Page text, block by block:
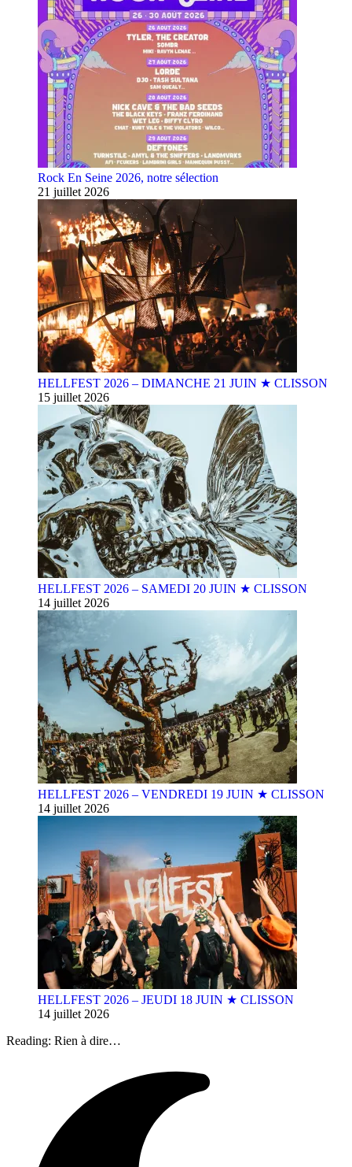
Rock En Seine 2026, notre sélection
21 juillet 2026
HELLFEST 2026 – DIMANCHE 21 JUIN ★ CLISSON
15 juillet 2026
HELLFEST 2026 – SAMEDI 20 JUIN ★ CLISSON
14 juillet 2026
HELLFEST 2026 – VENDREDI 19 JUIN ★ CLISSON
14 juillet 2026
HELLFEST 2026 – JEUDI 18 JUIN ★ CLISSON
14 juillet 2026
Reading: Rien à dire…